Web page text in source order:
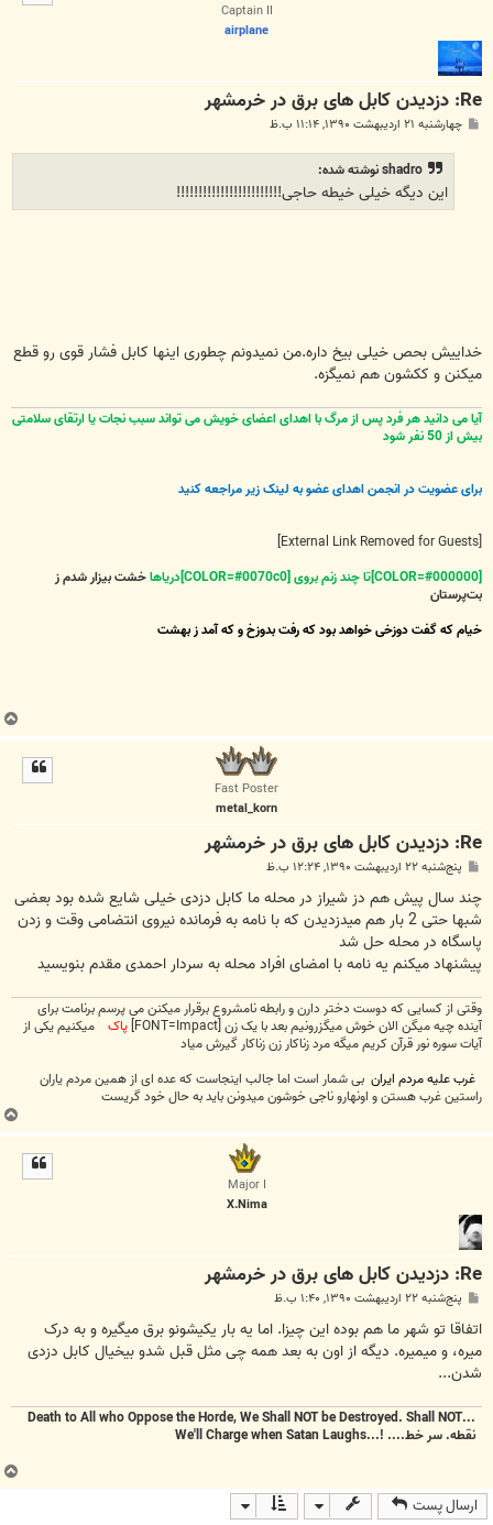
Captain II
airplane
Re: دزدیدن کابل های برق در خرمشهر
س
چهارشنبه ۲۱ اردیبهشت ۱۳۹۰, ۱۱:۱۴ ب.ظ
shadro نوشته شده:
این دیگه خیلی خیطه حاجی!!!!!!!!!!!!!!!!!!!!!!!!
خداییش بحص خیلی بیخ داره.من نمیدونم چطوری اینها کابل فشار قوی رو قطع
میکنن و ککشون هم نمیگزه.
آیا می دانید هر فرد پس از مرگ با اهدای اعضای خویش می تواند سبب نجات یا ارتقای سلامتی
بیش از 50 نفر شود
برای عضویت در انجمن اهدای عضو به لینک زیر مراجعه کنید
[External Link Removed for Guests]
[COLOR=#000000]تا چند زنم بروی [COLOR=#0070c0]دریاها
خشت بیزار شدم ز
بت‌پرستان
خیام که گفت دوزخی خواهد بود که رفت بدوزخ و که آمد ز بهشت
Fast Poster
metal_korn
Re: دزدیدن کابل های برق در خرمشهر
س
ت
پنج‌شنبه ۲۲ اردیبهشت ۱۳۹۰, ۱۲:۲۴ ب.ظ
چند سال پیش هم دز شیراز در محله ما کابل دزدی خیلی شایع شده بود بعضی
شبها حتی 2 بار هم میدزدیدن که با نامه به فرمانده نیروی انتضامی وقت و زدن
پاسگاه در محله حل شد
پیشنهاد میکنم یه نامه با امضای افراد محله به سردار احمدی مقدم بنویسید
وقتی از کسایی که دوست دختر دارن و رابطه نامشروع برقرار میکنن می پرسم برنامت برای
آینده چیه میگن الان خوش میگزرونیم بعد با یک زن [FONT=Impact]
پاک
میکنیم یکی از
آیات سوره نور قرآن کریم میگه مرد زناکار زن زناکار گیرش میاد
غرب علیه مردم ایران بی شمار است اما جالب اینجاست که عده ای از همین مردم یاران
راستین غرب هستن و اونهارو ناجی خوشون میدونن باید به حال خود گریست
Major I
X.Nima
Re: دزدیدن کابل های برق در خرمشهر
س
ت
پنج‌شنبه ۲۲ اردیبهشت ۱۳۹۰, ۱:۴۰ ب.ظ
اتفاقا تو شهر ما هم بوده این چیزا. اما یه بار یکیشونو برق میگیره و به درک
میره، و میمیره. دیگه از اون به بعد همه چی مثل قبل شدو بیخیال کابل دزدی
شدن...
...Death to All who Oppose the Horde, We Shall NOT be Destroyed. Shall NOT
نقطه. سر خط.... !...We'll Charge when Satan Laughs
ارسال پست